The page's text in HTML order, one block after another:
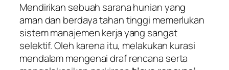
Mendirikan sebuah sarana hunian yang
aman dan berdaya tahan tinggi memerlukan
sistem manajemen kerja yang sangat
selektif. Oleh karena itu, melakukan kurasi
mendalam mengenai draf rencana serta